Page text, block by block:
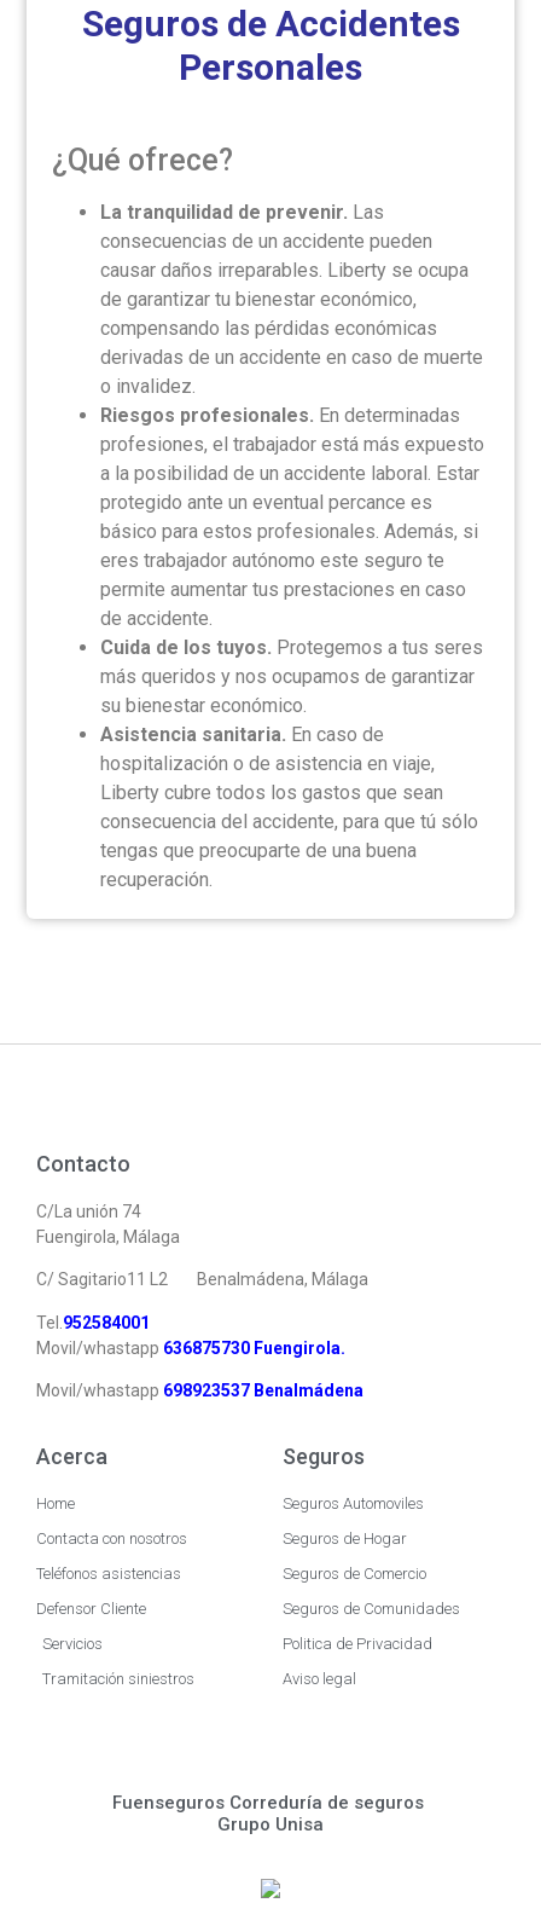
Seguros de Accidentes
Personales
¿Qué ofrece?
La tranquilidad de prevenir. Las
consecuencias de un accidente pueden
causar daños irreparables. Liberty se ocupa
de garantizar tu bienestar económico,
compensando las pérdidas económicas
derivadas de un accidente en caso de muerte
o invalidez.
Riesgos profesionales. En determinadas
profesiones, el trabajador está más expuesto
a la posibilidad de un accidente laboral. Estar
protegido ante un eventual percance es
básico para estos profesionales. Además, si
eres trabajador autónomo este seguro te
permite aumentar tus prestaciones en caso
de accidente.
Cuida de los tuyos. Protegemos a tus seres
más queridos y nos ocupamos de garantizar
su bienestar económico.
Asistencia sanitaria. En caso de
hospitalización o de asistencia en viaje,
Liberty cubre todos los gastos que sean
consecuencia del accidente, para que tú sólo
tengas que preocuparte de una buena
recuperación.
Fuenseguros Correduría de seguros
Grupo Unisa
Seguros
Seguros Automoviles
Seguros de Hogar
Seguros de Comercio
Seguros de Comunidades
Politica de Privacidad
Aviso legal
Acerca
Home
Contacta con nosotros
Teléfonos asistencias
Defensor Cliente
Servicios
Tramitación siniestros
Contacto
C/La unión 74
Fuengirola, Málaga
C/ Sagitario11 L2 Benalmádena, Málaga
Tel. 952584001
Movil/whastapp 636875730 Fuengirola.
Movil/whastapp 698923537 Benalmádena